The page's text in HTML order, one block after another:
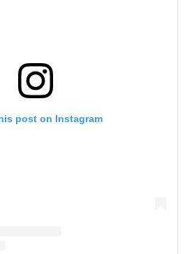
post on Instagram